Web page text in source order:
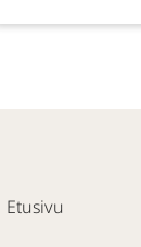
Etusivu